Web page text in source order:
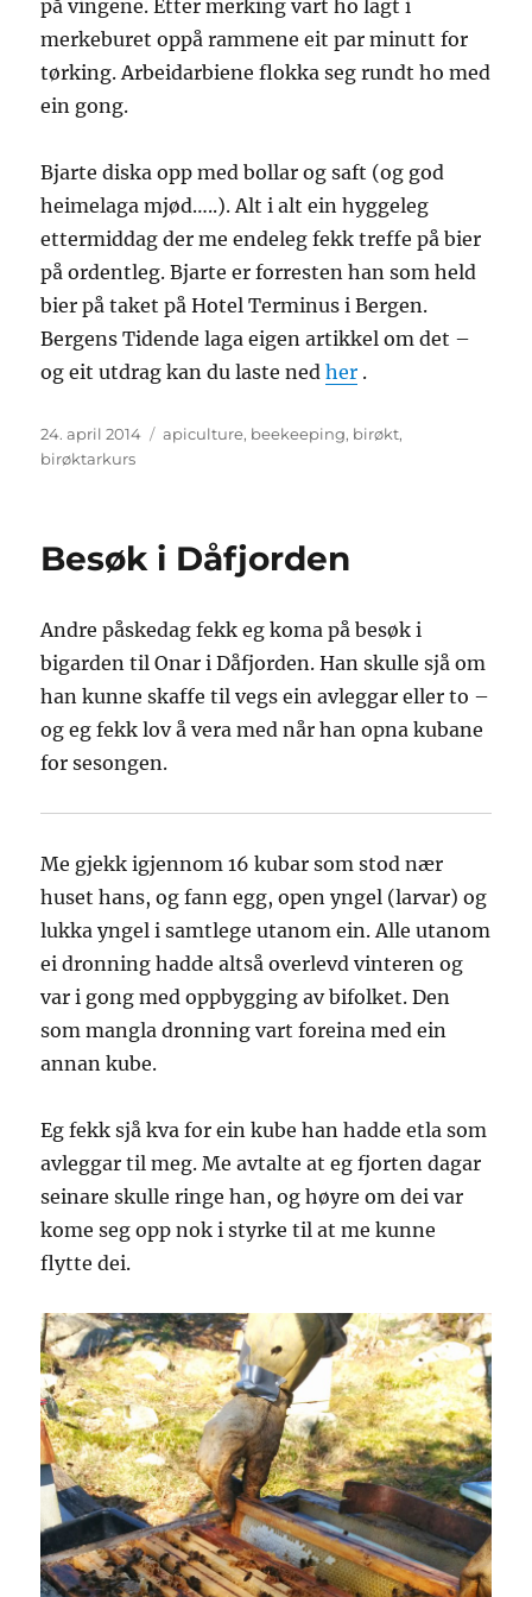
på vingene. Etter merking vart ho lagt i
merkeburet oppå rammene eit par minutt for
tørking. Arbeidarbiene flokka seg rundt ho med
ein gong.
Bjarte diska opp med bollar og saft (og god
heimelaga mjød…..). Alt i alt ein hyggeleg
ettermiddag der me endeleg fekk treffe på bier
på ordentleg. Bjarte er forresten han som held
bier på taket på Hotel Terminus i Bergen.
Bergens Tidende laga eigen artikkel om det –
og eit utdrag kan du laste nedher .
Posta
24. april 2014 Stikkord
apiculture, beekeeping, birøkt,
birøktarkurs
Besøk i Dåfjorden
Andre påskedag fekk eg koma på besøk i
bigarden til Onar i Dåfjorden. Han skulle sjå om
han kunne skaffe til vegs ein avleggar eller to –
og eg fekk lov å vera med når han opna kubane
for sesongen.
Me gjekk igjennom 16 kubar som stod nær
huset hans, og fann egg, open yngel (larvar) og
lukka yngel i samtlege utanom ein. Alle utanom
ei dronning hadde altså overlevd vinteren og
var i gong med oppbygging av bifolket. Den
som mangla dronning vart foreina med ein
annan kube.
Eg fekk sjå kva for ein kube han hadde etla som
avleggar til meg. Me avtalte at eg fjorten dagar
seinare skulle ringe han, og høyre om dei var
kome seg opp nok i styrke til at me kunne
flytte dei.